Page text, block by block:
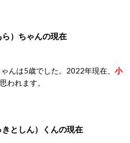
）ちゃんの現在
んは5歳でした。 2022年現在、 小
われます。
としん）くんの現在